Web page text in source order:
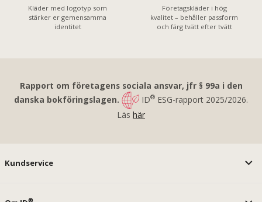
Kläder med logotyp som
stärker er gemensamma
identitet
Företagskläder i hög
kvalitet – behåller passform
och färg tvätt efter tvätt
Rapport om företagens sociala ansvar, jfr § 99a i den
danska bokföringslagen.
ID® ESG-rapport 2025/2026.
Läs här
Kundservice